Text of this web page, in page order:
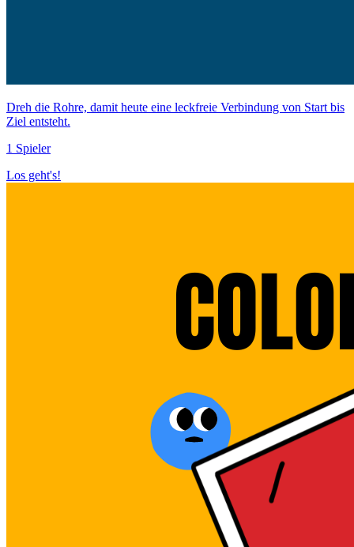
Dreh die Rohre, damit heute eine leckfreie Verbindung von Start bis
Ziel entsteht.
1 Spieler
Los geht's!